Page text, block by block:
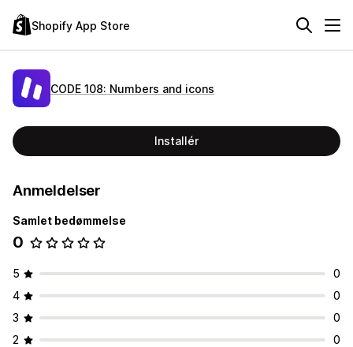
Shopify App Store
CODE 108: Numbers and icons
Installér
Anmeldelser
Samlet bedømmelse
0
5
0
4
0
3
0
2
0